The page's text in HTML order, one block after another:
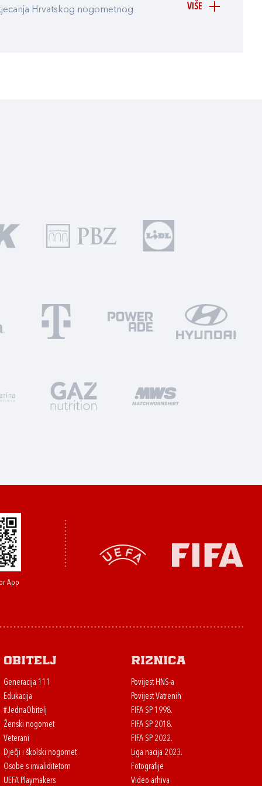
VIŠE
Hrvatskog nogometnog
App
Obitelj
Generacija 111
Edukacija
#JednaObitelj
Ženski nogomet
Veterani
Dječji i školski nogomet
Osobe s invaliditetom
UEFA Playmakers
Riznica
Povijest HNS-a
Povijest Vatrenih
FIFA SP 1998.
FIFA SP 2018.
FIFA SP 2022.
Liga nacija 2023.
Fotografije
Video arhiva